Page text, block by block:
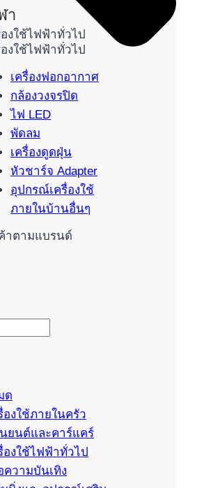
า
องใช้ไฟฟ้าทั่วไป
องใช้ไฟฟ้าทั่วไป
เครื่องฟอกอากาศ
กล้องวงจรปิด
ไฟ LED
พัดลม
เครื่องดูดฝุ่น
หัวชาร์จ Adapter
อุปกรณ์เครื่องใช้
ภายในบ้านอื่นๆ
าตามแบรนด์
ด
งใช้ภายในครัว
ยนต์และคาร์แคร์
งใช้ไฟฟ้าทั่วไป
วามบันเทิง